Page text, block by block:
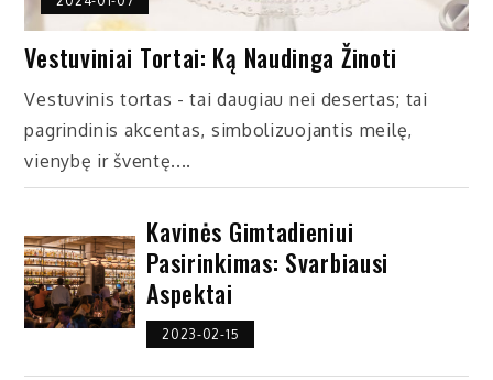
Vestuviniai Tortai: Ką Naudinga Žinoti
Vestuvinis tortas - tai daugiau nei desertas; tai
pagrindinis akcentas, simbolizuojantis meilę,
vienybę ir šventę....
Kavinės Gimtadieniui
Pasirinkimas: Svarbiausi
Aspektai
2023-02-15